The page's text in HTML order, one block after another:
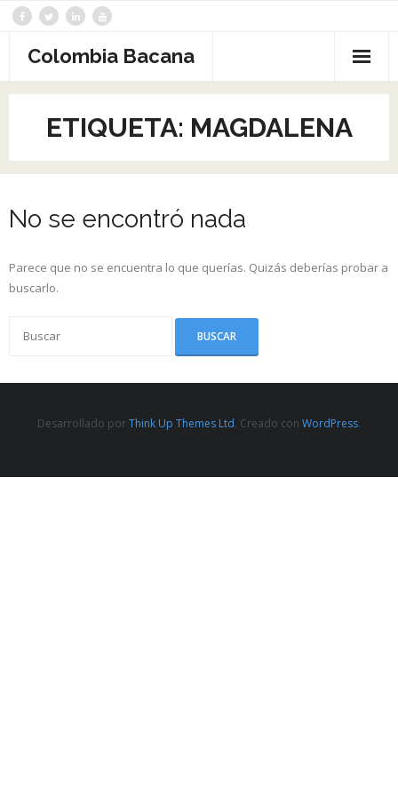
Saltar
contenidoColombia Bacana
ETIQUETA: MAGDALENA
No se encontró nada
Parece que no se encuentra lo que querías. Quizás deberías probar a
buscarlo.
Desarrollado porThink Up Themes Ltd. Creado con WordPress.